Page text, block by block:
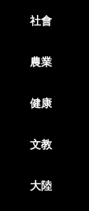
社會
農業
健康
文教
大陸